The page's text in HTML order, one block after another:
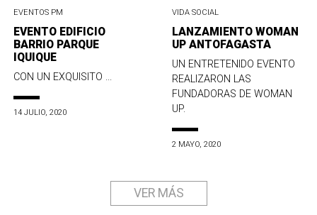
EVENTOS PM
EVENTO EDIFICIO
BARRIO PARQUE
IQUIQUE
CON UN EXQUISITO ...
14 JULIO, 2020
VIDA SOCIAL
LANZAMIENTO WOMAN
UP ANTOFAGASTA
UN ENTRETENIDO EVENTO
REALIZARON LAS
FUNDADORAS DE WOMAN
UP.
2 MAYO, 2020
VER MÁS